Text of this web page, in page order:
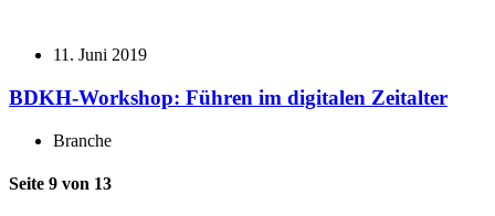
11. Juni 2019
BDKH-Workshop: Führen im digitalen Zeitalter
Branche
Seite 9 von 13